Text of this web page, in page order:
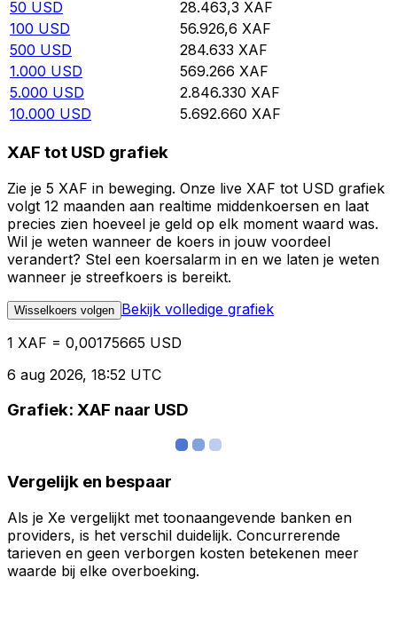
50 USD 28.463,3 XAF
100 USD 56.926,6 XAF
500 USD 284.633 XAF
1.000 USD 569.266 XAF
5.000 USD 2.846.330 XAF
10.000 USD 5.692.660 XAF
XAF tot USD grafiek
Zie je 5 XAF in beweging. Onze live XAF tot USD grafiek
volgt 12 maanden aan realtime middenkoersen en laat
precies zien hoeveel je geld op elk moment waard was.
Wil je weten wanneer de koers in jouw voordeel
verandert? Stel een koersalarm in en we laten je weten
wanneer je streefkoers is bereikt.
Wisselkoers volgen Bekijk volledige grafiek
1 XAF = 0,00175665 USD
6 aug 2026, 18:52 UTC
Grafiek: XAF naar USD
Vergelijk en bespaar
Als je Xe vergelijkt met toonaangevende banken en
providers, is het verschil duidelijk. Concurrerende
tarieven en geen verborgen kosten betekenen meer
waarde bij elke overboeking.